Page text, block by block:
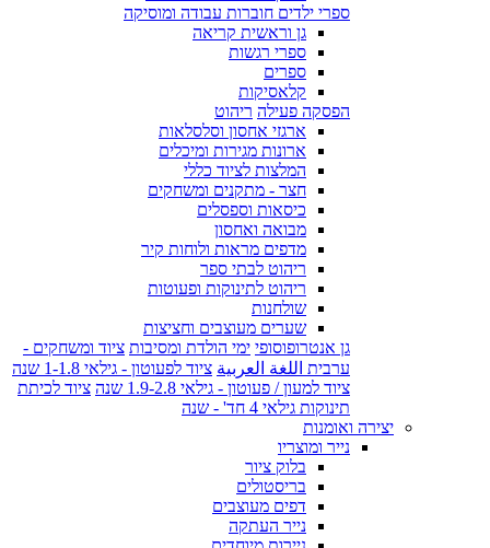
ספרי ילדים חוברות עבודה ומוסיקה
גן וראשית קריאה
ספרי רגשות
ספרים
קלאסיקות
הפסקה פעילה ריהוט
ארגזי אחסון וסלסלאות
ארונות מגירות ומיכלים
המלצות לציוד כללי
חצר - מתקנים ומשחקים
כיסאות וספסלים
מבואה ואחסון
מדפים מראות ולוחות קיר
ריהוט לבתי ספר
ריהוט לתינוקות ופעוטות
שולחנות
שערים מעוצבים וחציצות
גן אנטרופוסופי ימי הולדת ומסיבות ציוד ומשחקים -
ערבית اللغة العربية ציוד לפעוטון - גילאי 1-1.8 שנה
ציוד למעון / פעוטון - גילאי 1.9-2.8 שנה
ציוד לכיתת
תינוקות גילאי 4 חד' - שנה
יצירה ואומנות
נייר ומוצריו
בלוק ציור
בריסטולים
דפים מעוצבים
נייר העתקה